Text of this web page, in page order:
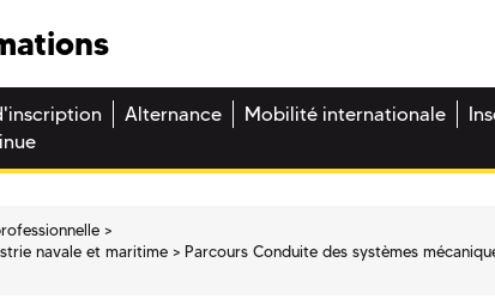
Alternance Mobilité internationale
navale et maritime
Parcours Conduite des systèmes